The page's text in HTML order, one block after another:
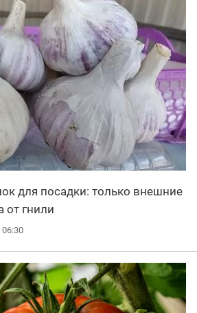
для посадки: только внешние
от гнили
06:30